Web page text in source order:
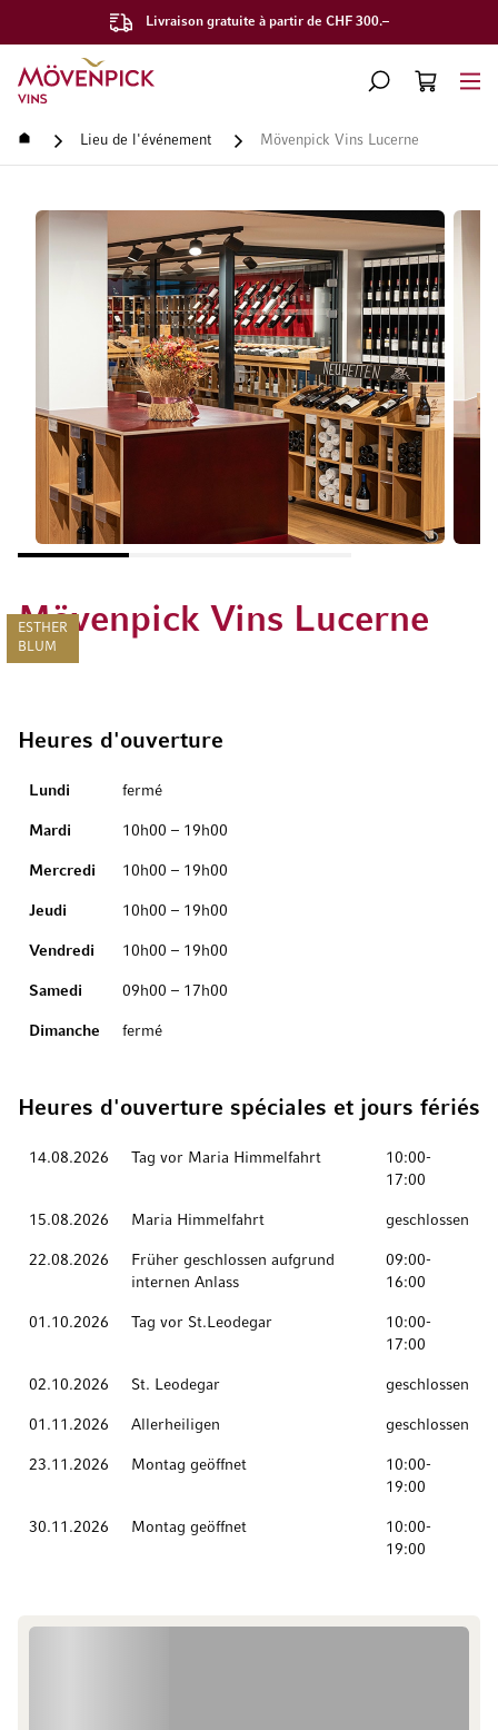
Livraison gratuite à partir de CHF 300.–
Aller à la page d'accueil
CHERCHERPANIER
Accueil Lieu de l'événement Mövenpick Vins Lucerne
Mövenpick Vins Lucerne
ESTHER
BLUM
Heures d'ouverture
Jour
Hours
Lundi fermé
Mardi 10h00 – 19h00
Mercredi 10h00 – 19h00
Jeudi 10h00 – 19h00
Vendredi 10h00 – 19h00
Samedi 09h00 – 17h00
Dimanche fermé
Heures d'ouverture spéciales et jours fériés
Rendez-vous amoureux
Description
Hours
14.08.2026 Tag vor Maria Himmelfahrt
10:00-
17:00
15.08.2026 Maria Himmelfahrt geschlossen
22.08.2026
Früher geschlossen aufgrund
internen Anlass
09:00-
16:00
01.10.2026 Tag vor St.Leodegar
10:00-
17:00
02.10.2026 St. Leodegar geschlossen
01.11.2026 Allerheiligen geschlossen
23.11.2026 Montag geöffnet
10:00-
19:00
30.11.2026 Montag geöffnet
10:00-
19:00